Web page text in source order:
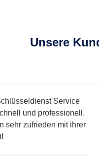
Unsere
Service
und professionell.
zufrieden mit ihrer